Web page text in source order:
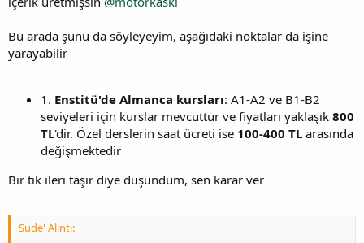
Bu arada şunu da söyleyeyim, aşağıdaki noktalar da işine
yarayabilir
1. Enstitü'de Almanca kursları: A1-A2 ve B1-B2
seviyeleri için kurslar mevcuttur ve fiyatları yaklaşık 800
TL'dir. Özel derslerin saat ücreti ise 100-400 TL arasında
değişmektedir
Bir tık ileri taşır diye düşündüm, sen karar ver
Sude' Alıntı: